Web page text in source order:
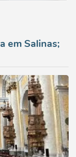
em Salinas;